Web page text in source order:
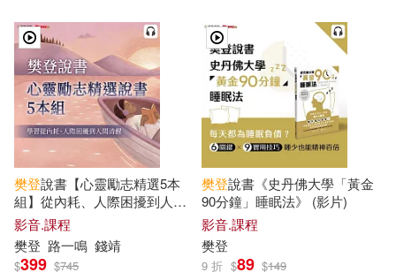
樊登說書【心靈勵志精選5本
組】從內耗、人際困擾到人間
清醒 (影片)
影音.課程
樊登 路一鳴 錢靖
$399 $745
樊登說書《史丹佛大學「黃金
90分鐘」睡眠法》 (影片)
影音.課程
樊登
9 折 $89 $149